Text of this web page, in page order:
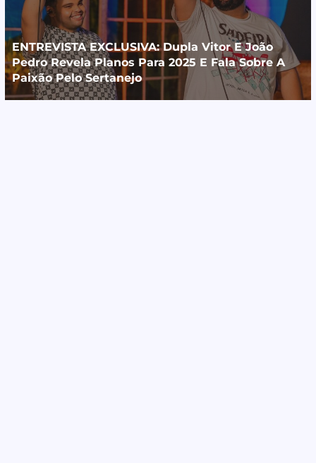
ENTREVISTA EXCLUSIVA: Dupla Vitor E João
Pedro Revela Planos Para 2025 E Fala Sobre A
Paixão Pelo Sertanejo